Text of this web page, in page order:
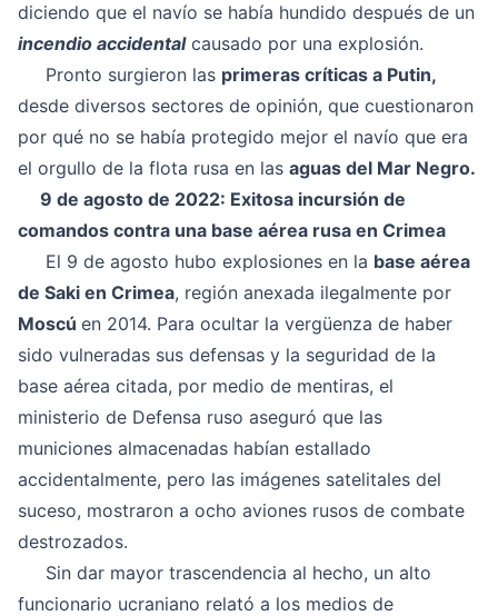
diciendo que el navío se había hundido después de un
incendio accidentalcausado por una explosión.
Pronto surgieron las primeras críticas a Putin,
desde diversos sectores de opinión, que cuestionaron
por qué no se había protegido mejor el navío que era
el orgullo de la flota rusa en las aguas del Mar Negro.
9 de agosto de 2022: Exitosa incursión de
comandos contra una base aérea rusa en Crimea
El 9 de agosto hubo explosiones en la base aérea
de Saki en Crimea, región anexada ilegalmente por
Moscú en 2014. Para ocultar la vergüenza de haber
sido vulneradas sus defensas y la seguridad de la
base aérea citada, por medio de mentiras, el
ministerio de Defensa ruso aseguró que las
municiones almacenadas habían estallado
accidentalmente, pero las imágenes satelitales del
suceso, mostraron a ocho aviones rusos de combate
destrozados.
Sin dar mayor trascendencia al hecho, un alto
funcionario ucraniano relató a los medios de